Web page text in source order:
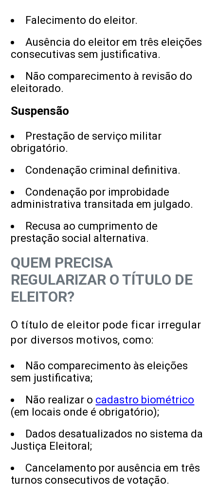
Falecimento do eleitor.
Ausência do eleitor em três eleições
consecutivas sem justificativa.
Não comparecimento à revisão do
eleitorado.
Suspensão
Prestação de serviço militar
obrigatório.
Condenação criminal definitiva.
Condenação por improbidade
administrativa transitada em julgado.
Recusa ao cumprimento de
prestação social alternativa.
QUEM PRECISA
REGULARIZAR O TÍTULO DE
ELEITOR?
O título de eleitor pode ficar irregular
por diversos motivos, como:
Não comparecimento às eleições
sem justificativa;
Não realizar o cadastro biométrico
(em locais onde é obrigatório);
Dados desatualizados no sistema da
Justiça Eleitoral;
Cancelamento por ausência em três
turnos consecutivos de votação.